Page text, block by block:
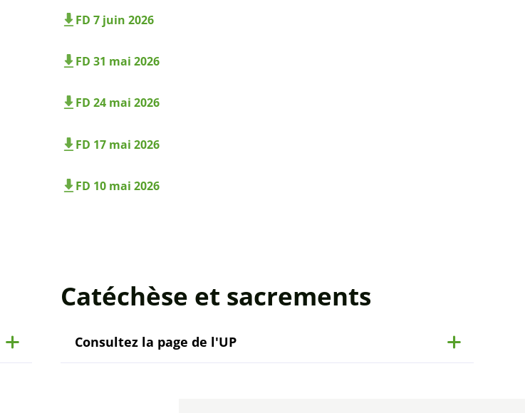
FD 7 juin 2026
FD 31 mai 2026
FD 24 mai 2026
FD 17 mai 2026
FD 10 mai 2026
Catéchèse et sacrements
Consultez la page de l'UP